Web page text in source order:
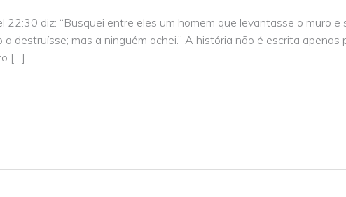
22:30 diz: “Busquei entre eles um homem que levantasse o muro
destruísse; mas a ninguém achei.” A história não é escrita
[…]